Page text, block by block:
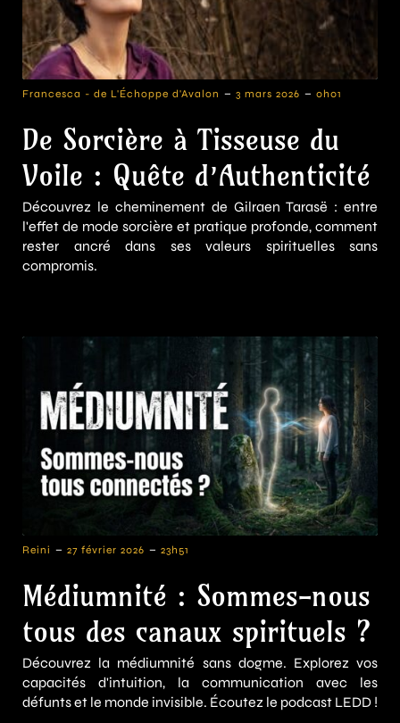
Francesca - de L'Échoppe d'Avalon - 3 mars 2026 - 0h01
De Sorcière à Tisseuse du
Voile : Quête d’Authenticité
Découvrez le cheminement de Gilraen Tarasë : entre
l'effet de mode sorcière et pratique profonde, comment
rester ancré dans ses valeurs spirituelles sans
compromis.
Reini - 27 février 2026 - 23h51
Médiumnité : Sommes-nous
tous des canaux spirituels ?
Découvrez la médiumnité sans dogme. Explorez vos
capacités d'intuition, la communication avec les
défunts et le monde invisible. Écoutez le podcast LEDD !